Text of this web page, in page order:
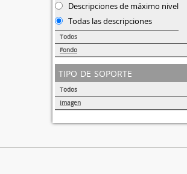
Descripciones de máximo nivel
Todas las descripciones
Todos
Fondo
tipo de soporte
Todos
Imagen